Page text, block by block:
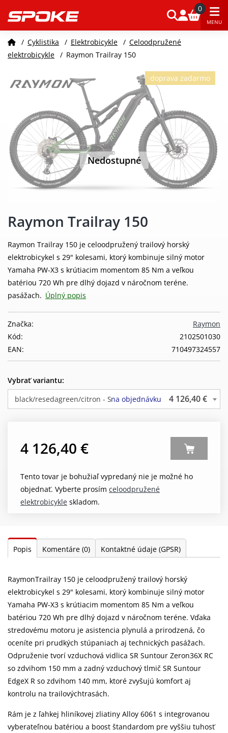
0
MENU
/ Cyklistika / Elektrobicykle / Celoodpružené
elektrobicykle / Raymon Trailray 150
Nedostupné
doprava zadarmo
Raymon Trailray 150
Raymon Trailray 150 je celoodpružený trailový horský
elektrobicykel s 29" kolesami, ktorý kombinuje silný motor
Yamaha PW-X3 s krútiacim momentom 85 Nm a veľkou
batériou 720 Wh pre dlhý dojazd v náročnom teréne.
pasážach. Úplný popis
Raymon
Značka:
2102501030
Kód:
710497324557
EAN:
Vybrať variantu:
black/resedagreen/citron - Sna objednávku 4 126,40 €
4 126,40 €
Tento tovar je bohužiaľ vypredaný nie je možné ho
objednať. Vyberte prosím celoodpružené
elektrobicykle skladom.
Popis Komentáre (0) Kontaktné údaje (GPSR)
RaymonTrailray 150 je celoodpružený trailový horský
elektrobicykel s 29" kolesami, ktorý kombinuje silný motor
Yamaha PW-X3 s krútiacim momentom 85 Nm a veľkou
batériou 720 Wh pre dlhý dojazd v náročnom teréne. Vďaka
stredovému motoru je asistencia plynulá a prirodzená, čo
oceníte pri prudkých stúpaniach aj technických pasážach.
Odpruženie tvorí vzduchová vidlica SR Suntour Zeron36X RC
so zdvihom 150 mm a zadný vzduchový tlmič SR Suntour
EdgeX R so zdvihom 140 mm, ktoré zvyšujú komfort aj
kontrolu na trailovýchtrasách.
Rám je z ľahkej hliníkovej zliatiny Alloy 6061 s integrovanou
vyberateľnou batériou a boost štandardom pre vyššiu tuhosť